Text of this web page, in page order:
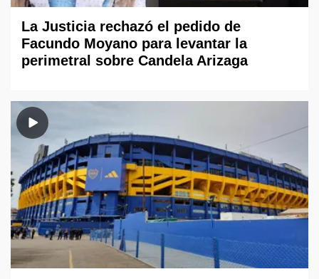
La Justicia rechazó el pedido de
Facundo Moyano para levantar la
perimetral sobre Candela Arizaga